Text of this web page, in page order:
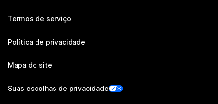
Termos de serviço
Política de privacidade
Mapa do site
Suas escolhas de privacidade